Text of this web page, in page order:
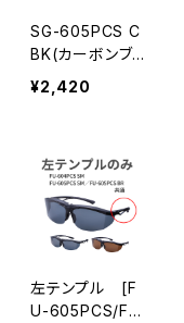
SG-605PCS C
BK(カーボンブ
ラック) パーツ
左テンプル
¥2,420
左テンプル [F
U-605PCS/FU